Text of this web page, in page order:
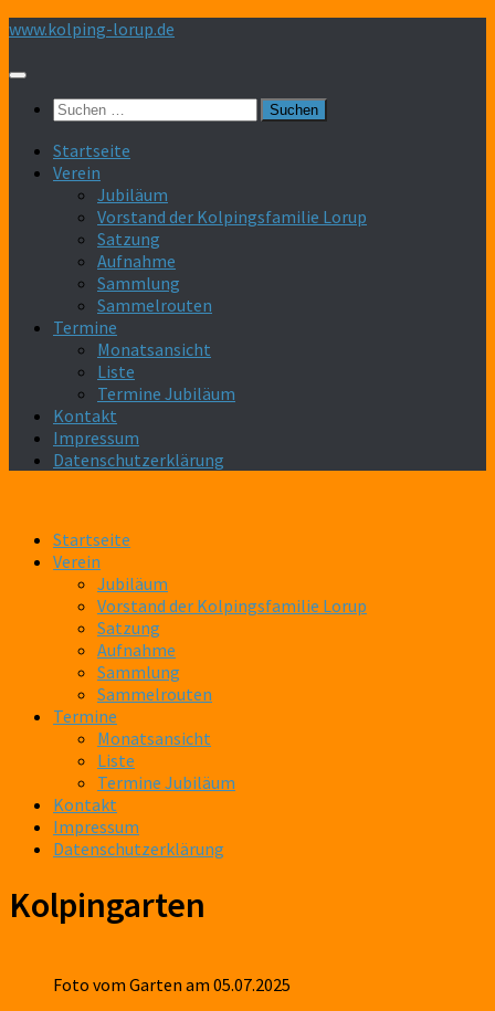
Zum
springen
www.kolping-lorup.de
Suchen
Startseite
Verein
Jubiläum
Vorstand der Kolpingsfamilie Lorup
Satzung
Aufnahme
Sammlung
Sammelrouten
Termine
Monatsansicht
Liste
Termine Jubiläum
Kontakt
Impressum
Datenschutzerklärung
Startseite
Verein
Jubiläum
Vorstand der Kolpingsfamilie Lorup
Satzung
Aufnahme
Sammlung
Sammelrouten
Termine
Monatsansicht
Liste
Termine Jubiläum
Kontakt
Impressum
Datenschutzerklärung
Kolpingarten
Foto vom Garten am 05.07.2025